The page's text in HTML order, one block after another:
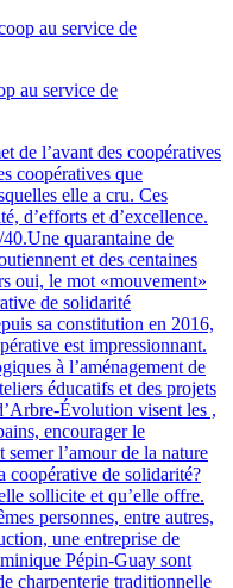
au service de
de l’avant des coopératives
coopératives que
elle a cru. Ces
d’efforts et d’excellence.
quarantaine de
et des centaines
oui, le mot «mouvement»
de solidarité
sa constitution en 2016,
est impressionnant.
à l’aménagement de
éducatifs et des projets
Évolution visent les ,
encourager le
semer l’amour de la nature
coopérative de solidarité?
sollicite et qu’elle offre.
personnes, entre autres,
une entreprise de
Pépin-Guay sont
charpenterie traditionnelle